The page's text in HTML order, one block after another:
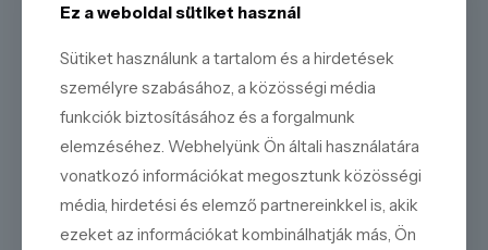
Ez a weboldal sütiket használ
Sütiket használunk a tartalom és a hirdetések
személyre szabásához, a közösségi média
funkciók biztosításához és a forgalmunk
elemzéséhez. Webhelyünk Ön általi használatára
vonatkozó információkat megosztunk közösségi
média, hirdetési és elemző partnereinkkel is, akik
ezeket az információkat kombinálhatják más, Ön